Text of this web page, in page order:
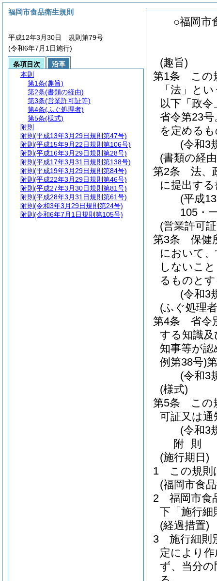
○福岡市
(趣旨)
第1条
この
「法」と
以下「政
省令第23
を定める
(令和3
(書類の経
第2条
法、
に提出す
(平成
105・
(営業許可
第3条
保健
において
しないこ
るものと
(令和3
(ふぐ処理
第4条
省令
する知識
知事等が
例第38号)
(令和3
(様式)
第5条
この
可証又は
(令和3
附 則
(施行期日)
1
この規則
(福岡市食
2
福岡市食
下「施行細
(経過措置)
3
施行細則
定により
ず、当分
福岡市食品衛生規則
平成12年3月30日 規則第79号
(令和6年7月1日施行)
条項目次
沿革
本則
第1条(趣旨)
第2条(書類の経由)
第3条(営業許可証等)
第4条(ふぐ処理者)
第5条(様式)
附則
附則 (平成13年3月29日規則第47号)
附則 (平成15年9月22日規則第106号)
附則 (平成16年3月29日規則第28号)
附則 (平成17年3月31日規則第138号)
附則 (平成19年3月29日規則第84号)
附則 (平成22年3月29日規則第46号)
附則 (平成27年3月30日規則第81号)
附則 (平成28年3月31日規則第61号)
附則 (令和3年3月29日規則第24号)
附則 (令和6年7月1日規則第105号)